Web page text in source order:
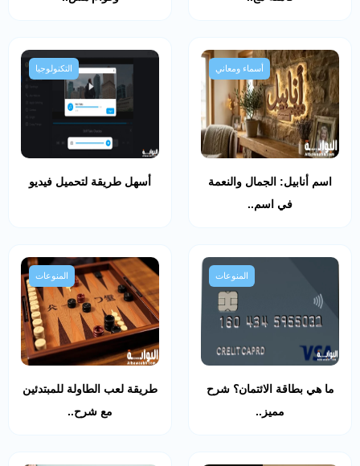
أسماء ومعاني
اسم أنابيل: الجمال والنعمة
في اسم..
التكنولوجيا
أسهل طريقة لتحميل فيديو
المنوعات
ما هي بطاقة الائتمان؟ شرح
مميز..
المنوعات
طريقة لعب الطاولة للمبتدئين
مع شرح..